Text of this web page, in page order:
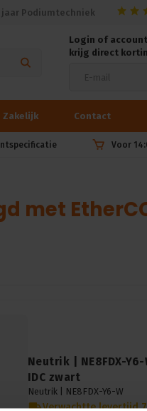
jaar Podiumtechniek
Login of
krijg direct
Zakelijk Contact
Voor
met
Neutrik | NE8FDX-
IDC zwart
Neutrik | NE8FDX-Y6-W
Verwachtte levertijd